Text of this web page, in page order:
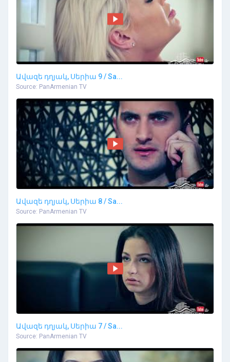
Ավազե դղյակ, Սերիա 9 / Sa...
Source: PanArmenian TV
Ավազե դղյակ, Սերիա 8 / Sa...
Source: PanArmenian TV
Ավազե դղյակ, Սերիա 7 / Sa...
Source: PanArmenian TV